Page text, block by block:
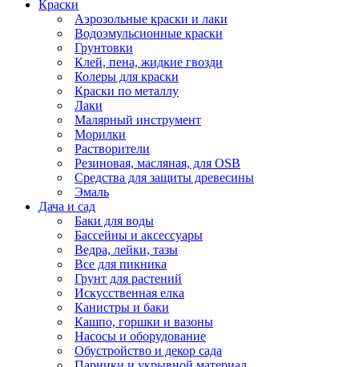
Краски
Аэрозольные краски и лаки
Водоэмульсионные краски
Грунтовки
Клей, пена, жидкие гвозди
Колеры для краски
Краски по металлу
Лаки
Малярный инструмент
Морилки
Растворители
Резиновая, масляная, для OSB
Средства для защиты древесины
Эмаль
Дача и сад
Баки для воды
Бассейны и аксессуары
Ведра, лейки, тазы
Все для пикника
Грунт для растений
Искусственная елка
Канистры и баки
Кашпо, горшки и вазоны
Насосы и оборудование
Обустройство и декор сада